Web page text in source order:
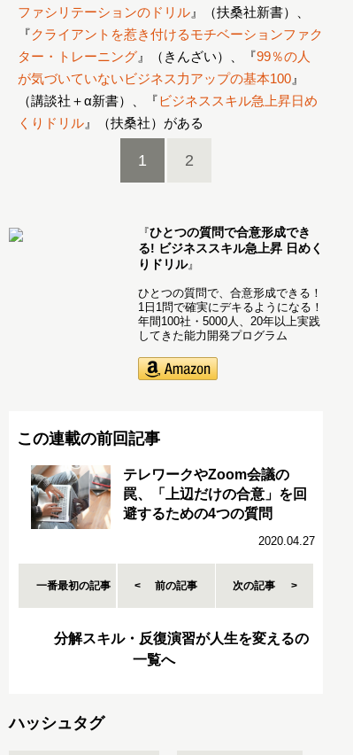
ファシリテーションのドリル 』（扶桑社新書）、
『クライアントを惹き付けるモチベーションファク
ター・トレーニング 』（きんざい）、『99％の人
が気づいていないビジネス力アップの基本100 』
（講談社＋α新書）、『ビジネススキル急上昇日め
くりドリル 』（扶桑社）がある
1 2
『ひとつの質問で合意形成でき
る! ビジネススキル急上昇 日めく
りドリル』
ひとつの質問で、合意形成できる！
1日1問で確実にデキるようになる！
年間100社・5000人、20年以上実践
してきた能力開発プログラム
この連載の前回記事
テレワークやZoom会議の
罠、「上辺だけの合意」を回
避するための4つの質問
2020.04.27
一番最初の記事 前の記事 次の記事
分解スキル・反復演習が人生を変えるの
一覧へ
ハッシュタグ